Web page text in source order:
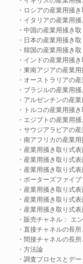
・ロシアの産業用掻
・イタリアの産業用
・中国の産業用掻き
・日本の産業用掻き
・韓国の産業用掻き
・インドの産業用掻
・東南アジアの産業
・オーストラリアの
・ブラジルの産業用
・アルゼンチンの産
・トルコの産業用掻
・エジプトの産業用
・サウジアラビアの
・南アフリカの産業
・産業用掻き取り式
・産業用掻き取り式
・産業用掻き取り式
・ポーターズファイ
・産業用掻き取り式
・産業用掻き取り式
・産業用掻き取り式
・販売チャネル： エ
・直接チャネルの長
・間接チャネルの長
・方法論
・調査プロセスとデ